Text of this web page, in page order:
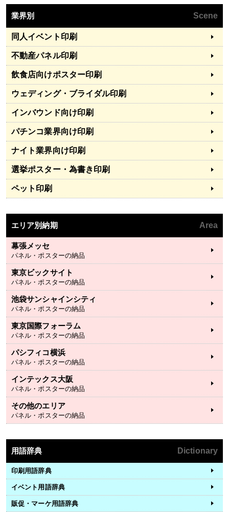
業界別 Scene
同人イベント印刷
不動産パネル印刷
飲食店向けポスター印刷
ウェディング・ブライダル印刷
インバウンド向け印刷
パチンコ業界向け印刷
ナイト業界向け印刷
選挙ポスター・為書き印刷
ペット印刷
エリア別納期 Area
幕張メッセ
パネル・ポスターの納品
東京ビックサイト
パネル・ポスターの納品
池袋サンシャインシティ
パネル・ポスターの納品
東京国際フォーラム
パネル・ポスターの納品
パシフィコ横浜
パネル・ポスターの納品
インテックス大阪
パネル・ポスターの納品
その他のエリア
パネル・ポスターの納品
用語辞典 Dictionary
印刷用語辞典
イベント用語辞典
販促・マーケ用語辞典